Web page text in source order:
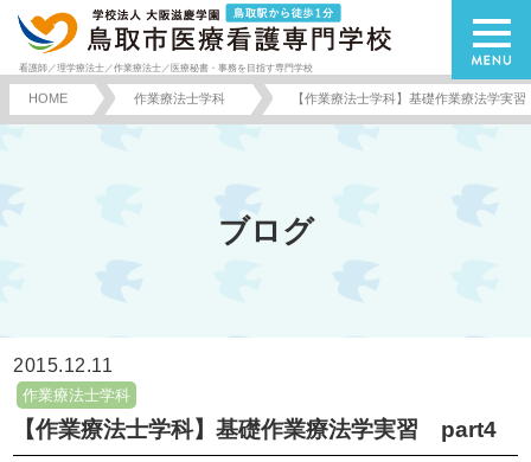
看護師／理学療法士／作業療法士／医療秘書・事務を目指す専門学校
HOME 作業療法士学科 【作業療法士学科】基礎作業療法学実
ブログ
2015.12.11
作業療法士学科
【作業療法士学科】基礎作業療法学実習 part4